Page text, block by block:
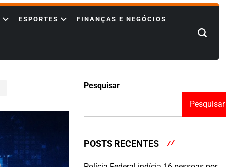
ESPORTES FINANÇAS E NEGÓCIOS
Search
Pesquisar
Pesquisar
POSTS RECENTES